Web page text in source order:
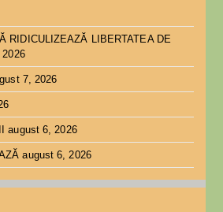
RIDICULIZEAZĂ LIBERTATEA DE
7, 2026
august 6, 2026
august 6, 2026